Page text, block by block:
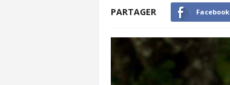
PARTAGER Facebook